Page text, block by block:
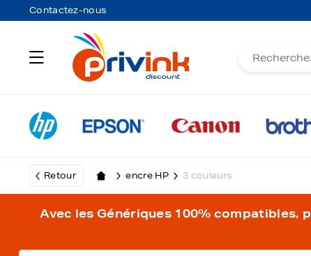
Contactez-nous
Retour encre HP 3 couleurs
Avec les Génériques 100% compatibles,